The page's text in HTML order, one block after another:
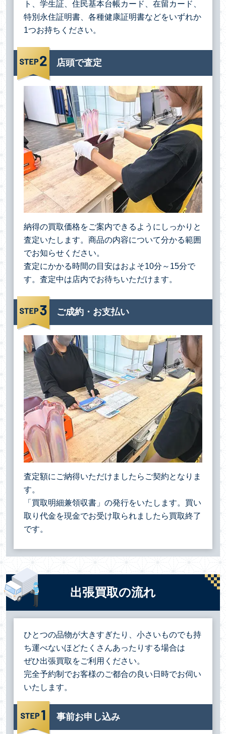
ト、学生証、住民基本台帳カード、在留カード、
特別永住証明書、各種健康証明書などをいずれか
1つお持ちください。
店頭で査定
納得の買取価格をご案内できるようにしっかりと
査定いたします。商品の内容について分かる範囲
でお知らせください。
査定にかかる時間の目安はおよそ10分～15分で
す。査定中は店内でお待ちいただけます。
ご成約・お支払い
査定額にご納得いただけましたらご契約となりま
す。
「買取明細兼領収書」の発行をいたします。買い
取り代金を現金でお受け取られましたら買取終了
です。
出張買取の流れ
ひとつの品物が大きすぎたり、小さいものでも持
ち運べないほどたくさんあったりする場合は
ぜひ出張買取をご利用ください。
完全予約制でお客様のご都合の良い日時でお伺い
いたします。
事前お申し込み